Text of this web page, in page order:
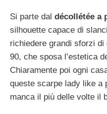
Si parte dal décollétée a
silhouette capace di
richiedere grandi sforzi
90, che sposa l’estetica
Chiaramente poi ogni
queste scarpe lady like a
manca il più delle volte il